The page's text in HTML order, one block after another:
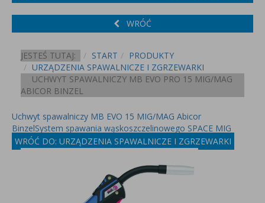
WRÓĆ
JESTEŚ TUTAJ: START
PRODUKTY
URZĄDZENIA SPAWALNICZE I ZGRZEWARKI
UCHWYT SPAWALNICZY MB EVO PRO 15 MIG/MAG
ABICOR BINZEL
Uchwyt spawalniczy MB EVO 15 MIG/MAG Abicor
BinzelSystem spawania wąskoszczelinowego SPACE MIG
WRÓĆ DO: URZĄDZENIA SPAWALNICZE I ZGRZEWARKI